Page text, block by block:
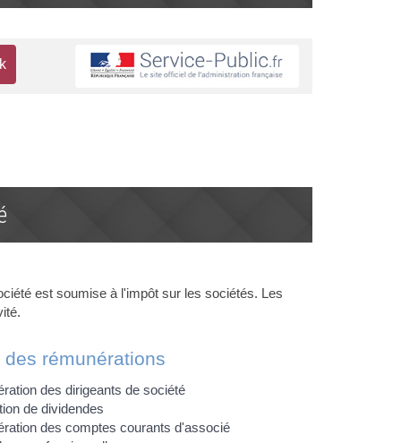
est soumise à l'impôt sur les sociétés. Les
rémunérations
des dirigeants de société
de dividendes
des comptes courants d'associé